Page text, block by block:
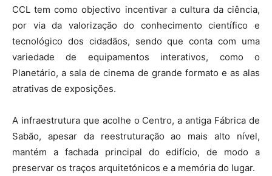
CCL tem como objectivo incentivar a cultura da ciência,
por via da valorização do conhecimento científico e
tecnológico dos cidadãos, sendo que conta com uma
variedade de equipamentos interativos, como o
Planetário, a sala de cinema de grande formato e as alas
atrativas de exposições.
A infraestrutura que acolhe o Centro, a antiga Fábrica de
Sabão, apesar da reestruturação ao mais alto nível,
mantém a fachada principal do edifício, de modo a
preservar os traços arquitetónicos e a memória do lugar.